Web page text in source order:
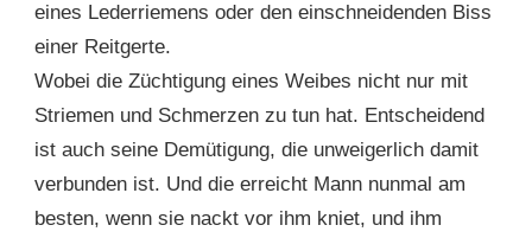
eines Lederriemens oder den einschneidenden Biss
einer Reitgerte.
Wobei die Züchtigung eines Weibes nicht nur mit
Striemen und Schmerzen zu tun hat. Entscheidend
ist auch seine Demütigung, die unweigerlich damit
verbunden ist. Und die erreicht Mann nunmal am
besten, wenn sie nackt vor ihm kniet, und ihm